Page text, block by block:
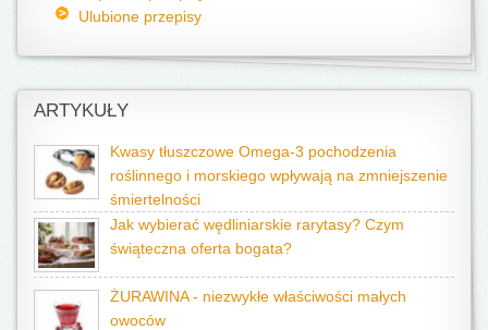
Ulubione przepisy
ARTYKUŁY
Kwasy tłuszczowe Omega-3 pochodzenia
roślinnego i morskiego wpływają na zmniejszenie
śmiertelności
Jak wybierać wędliniarskie rarytasy? Czym
świąteczna oferta bogata?
ŻURAWINA - niezwykłe właściwości małych
owoców